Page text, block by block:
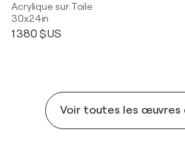
Acrylique sur Toile
30x24in
1 380 $US
Voir toutes les œuvres